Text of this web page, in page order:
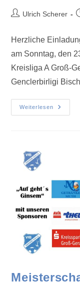
Ulrich Scherer
Herzliche
am Sonntag,
Kreisliga A
Genclerbirligi
Weiterlesen